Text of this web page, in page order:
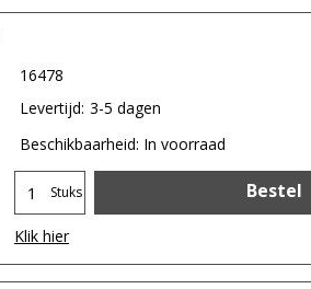
16478
Levertijd: 3-5 dagen
Beschikbaarheid: In voorraad
Stuks Bestel
Klik hier